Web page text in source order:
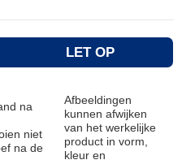
LET OP
na
niet
na de
Afbeeldingen
kunnen afwijken
van het werkelijke
product in vorm,
kleur en